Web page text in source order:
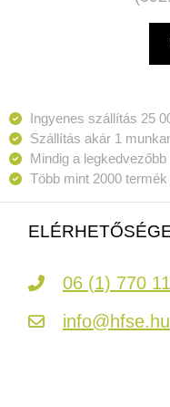
Ingyenes szállítás 25
Szállítás akár 1
Mindig a
Több mint 2000
06 (1) 770
info@hfse.hu